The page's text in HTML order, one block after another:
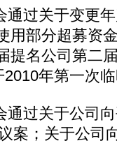
过关于变更年
用部分超募资
提名公司第二
年第一次
过关于公司向
案；关于公司